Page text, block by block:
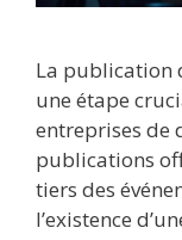
La publication
une étape
entreprises de
publications
tiers des
l’existence